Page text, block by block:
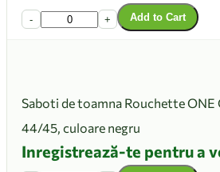
- + Add to Cart
Saboti de toamna Rouchette ONE
44/45, culoare negru
Inregistrează-te pentru a